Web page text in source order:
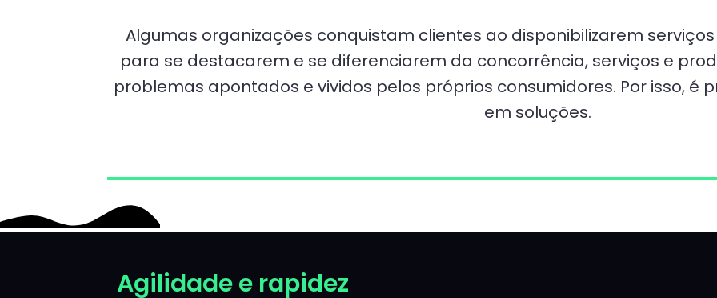
Algumas organizações conquistam clientes ao disponibilizarem
para se destacarem e se diferenciarem da concorrência, serviços e
problemas apontados e vividos pelos próprios consumidores. Por isso,
em soluções.
Agilidade e rapidez